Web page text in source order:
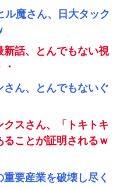
ル魔さん、日大タック
新話、とんでもない視
さん、とんでもないぐ
クスさん、「トキトキ
ことが証明されるｗ
重要産業を破壊し尽く